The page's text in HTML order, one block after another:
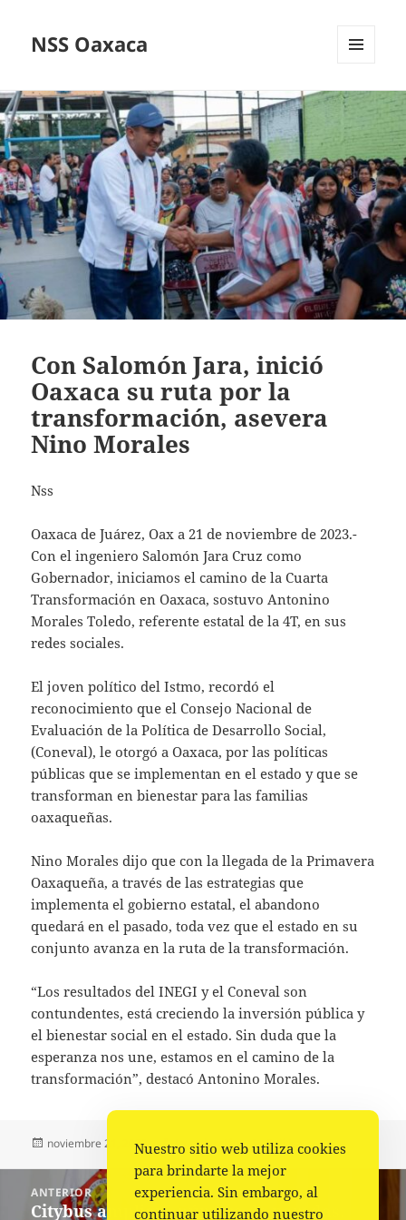
NSS Oaxaca
WIDGETS
Con Salomón Jara, inició
Oaxaca su ruta por la
transformación, asevera
Nino Morales
Nss
Oaxaca de Juárez, Oax a 21 de noviembre de 2023.-
Con el ingeniero Salomón Jara Cruz como
Gobernador, iniciamos el camino de la Cuarta
Transformación en Oaxaca, sostuvo Antonino
Morales Toledo, referente estatal de la 4T, en sus
redes sociales.
El joven político del Istmo, recordó el
reconocimiento que el Consejo Nacional de
Evaluación de la Política de Desarrollo Social,
(Coneval), le otorgó a Oaxaca, por las políticas
públicas que se implementan en el estado y que se
transforman en bienestar para las familias
oaxaqueñas.
Nino Morales dijo que con la llegada de la Primavera
Oaxaqueña, a través de las estrategias que
implementa el gobierno estatal, el abandono
quedará en el pasado, toda vez que el estado en su
conjunto avanza en la ruta de la transformación.
“Los resultados del INEGI y el Coneval son
contundentes, está creciendo la inversión pública y
el bienestar social en el estado. Sin duda que la
esperanza nos une, estamos en el camino de la
transformación”, destacó Antonino Morales.
Publicado
noviembre 21, 2023 Autor
La redacción Categorías
Política
ANTERIOR
Entrada
Citybus ampliará número de paradas,
Nuestro sitio web utiliza cookies
para brindarte la mejor
experiencia. Sin embargo, al
continuar utilizando nuestro